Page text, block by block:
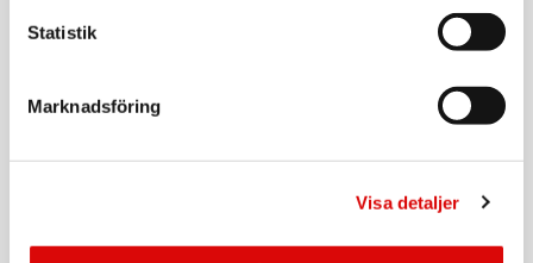
Statistik
Marknadsföring
Visa detaljer
Rek: 129,00 kr
Reseadapter Europa till Danmark Jordad
Tillv. art. nr: